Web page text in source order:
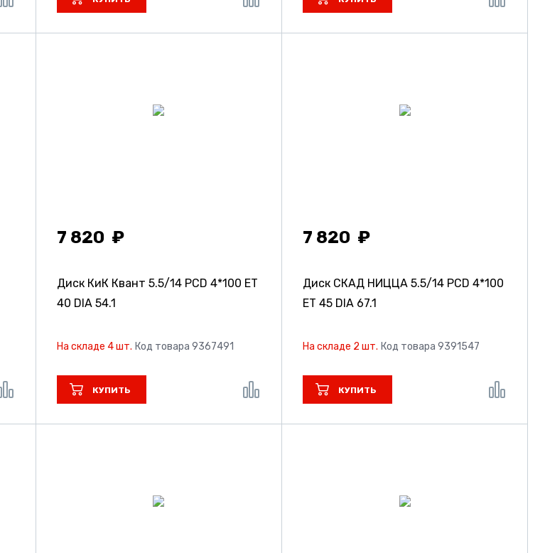
7 820
Диск КиК Квант 5.5/14 PCD 4*100 ET
40 DIA 54.1
На складе 4 шт. Код товара 9367491
КУПИТЬ
7 820
Диск СКАД НИЦЦА5.5/14 PCD 4*100
ET 45 DIA 67.1
На складе 2 шт. Код товара 9391547
КУПИТЬ